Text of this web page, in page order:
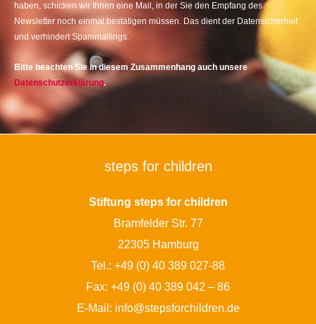
haben, schicken wir Ihnen eine Mail, in der Sie den Empfang des
Newsletter noch einmal bestätigen müssen. Das dient der Datensicherheit
und verhindert Spammailings.
Bitte beachten Sie in diesem Zusammenhang auch unsere
Datenschutzerklärung.
steps for children
Stiftung steps for children
Bramfelder Str. 77
22305 Hamburg
Tel.: +49 (0) 40 389 027-88
Fax: +49 (0) 40 389 042 – 86
E-Mail: info@stepsforchildren.de